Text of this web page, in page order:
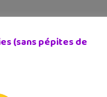
(sans pépites de